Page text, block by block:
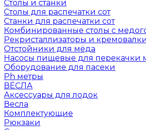
Столы и станки
Столы для распечатки сот
Станки для распечатки сот
Комбинированные столы с
Рекристаллизаторы и кремовалки
Отстойники для мёда
Насосы пищевые для перекачки
Оборудование для пасеки
Ph метры
ВЁСЛА
Аксессуары для лодок
Весла
Комплектующие
Рюкзаки